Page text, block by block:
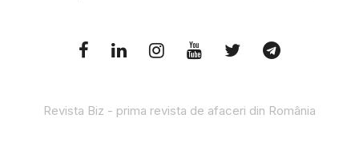
Revista Biz - prima revista de afaceri din România